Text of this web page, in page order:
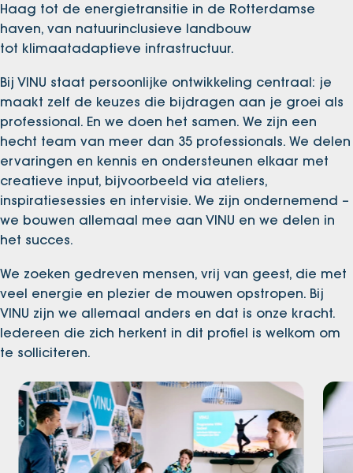
Haag tot de energietransitie in de Rotterdamse
haven, van natuurinclusieve landbouw
tot klimaatadaptieve infrastructuur.
Bij VINU staat persoonlijke ontwikkeling centraal: je
maakt zelf de keuzes die bijdragen aan je groei als
professional. En we doen het samen. We zijn een
hecht team van meer dan 35 professionals. We delen
ervaringen en kennis en ondersteunen elkaar met
creatieve input, bijvoorbeeld via ateliers,
inspiratiesessies en intervisie. We zijn ondernemend –
we bouwen allemaal mee aan VINU en we delen in
het succes.
We zoeken gedreven mensen, vrij van geest, die met
veel energie en plezier de mouwen opstropen. Bij
VINU zijn we allemaal anders en dat is onze kracht.
Iedereen die zich herkent in dit profiel is welkom om
te solliciteren.